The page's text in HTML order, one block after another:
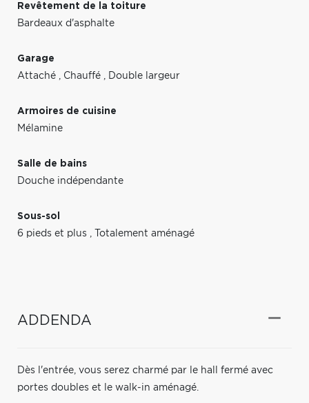
Revêtement de la toiture
Bardeaux d'asphalte
Garage
Attaché , Chauffé , Double largeur
Armoires de cuisine
Mélamine
Salle de bains
Douche indépendante
Sous-sol
6 pieds et plus , Totalement aménagé
ADDENDA
Dès l'entrée, vous serez charmé par le hall fermé avec
portes doubles et le walk-in aménagé.